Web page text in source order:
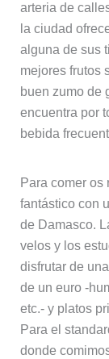
arteria de
la ciudad
alguna de sus
mejores frutos
buen zumo de
encuentra por
bebida
Para comer os
fantástico con
de Damasco.
velos y los
disfrutar de
de un euro -
etc.- y platos
Para el
donde